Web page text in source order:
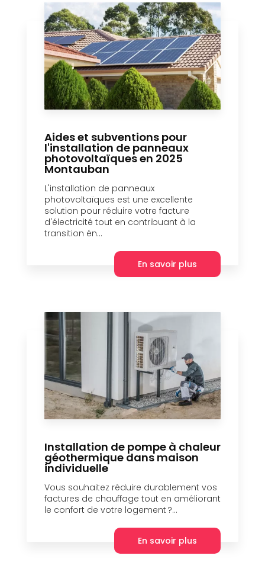
Aides et subventions pour
l'installation de panneaux
photovoltaïques en 2025
Montauban
L'installation de panneaux
photovoltaïques est une excellente
solution pour réduire votre facture
d'électricité tout en contribuant à la
transition én...
En savoir plus
Installation de pompe à chaleur
géothermique dans maison
individuelle
Vous souhaitez réduire durablement vos
factures de chauffage tout en améliorant
le confort de votre logement ?...
En savoir plus